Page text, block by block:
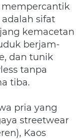
sifat
kemacetan
berjam-
dan tunik
tanpa
tiba.
pria yang
streetwear
Kaos